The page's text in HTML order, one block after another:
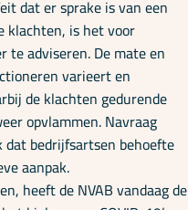
dat er sprake is van een
klachten, is het voor
te adviseren. De mate en
varieert en
de klachten gedurende
opvlammen. Navraag
bedrijfsartsen behoefte
aanpak.
heeft de NVAB vandaag de